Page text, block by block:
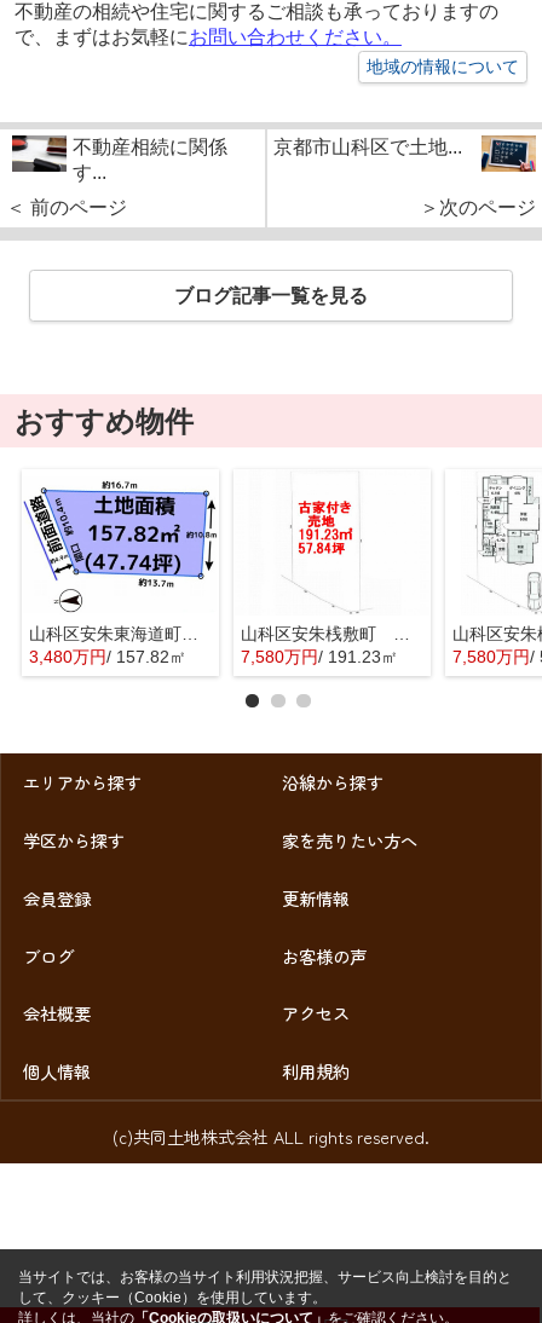
不動産の相続や住宅に関するご相談も承っておりますの
で、まずはお気軽にお問い合わせください。
地域の情報について
不動産相続に関係
す...
＜ 前のページ
京都市山科区で土地...
＞次のページ
ブログ記事一覧を見る
おすすめ物件
山科区安朱東海道町 売地
3,480万円/ 157.82㎡
7,580万円/ 191.23㎡ 7,580万円/
エリアから探す 沿線から探す
学区から探す 家を売りたい方へ
会員登録 更新情報
ブログ お客様の声
会社概要 アクセス
個人情報 利用規約
(c)共同土地株式会社 ALL rights reserved.
当サイトでは、お客様の当サイト利用状況把握、サービス向上検討を目的と
して、クッキー（Cookie）を使用しています。
詳しくは、当社の 「Cookieの取扱いについて」をご確認ください。